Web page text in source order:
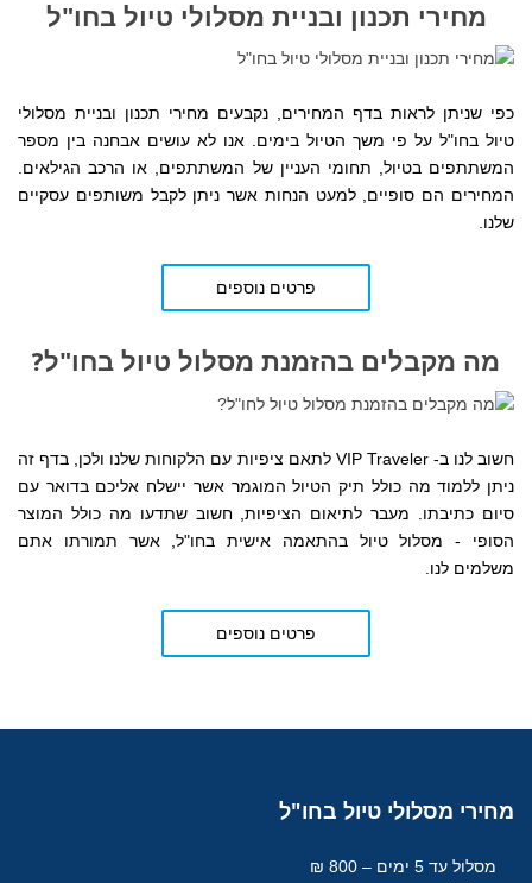
מחירי תכנון ובניית מסלולי טיול בחו"ל
כפי שניתן לראות בדף המחירים, נקבעים מחירי תכנון ובניית מסלולי
טיול בחו"ל על פי משך הטיול בימים. אנו לא עושים אבחנה בין מספר
המשתתפים בטיול, תחומי העניין של המשתתפים, או הרכב הגילאים.
המחירים הם סופיים, למעט הנחות אשר ניתן לקבל משותפים עסקיים
שלנו.
פרטים נוספים
מה מקבלים בהזמנת מסלול טיול בחו"ל?
חשוב לנו ב- VIP Traveler לתאם ציפיות עם הלקוחות שלנו ולכן, בדף זה
ניתן ללמוד מה כולל תיק הטיול המוגמר אשר יישלח אליכם בדואר עם
סיום כתיבתו. מעבר לתיאום הציפיות, חשוב שתדעו מה כולל המוצר
הסופי - מסלול טיול בהתאמה אישית בחו"ל, אשר תמורתו אתם
משלמים לנו.
פרטים נוספים
מחירי מסלולי טיול בחו"ל
מסלול עד 5 ימים – 800 ₪